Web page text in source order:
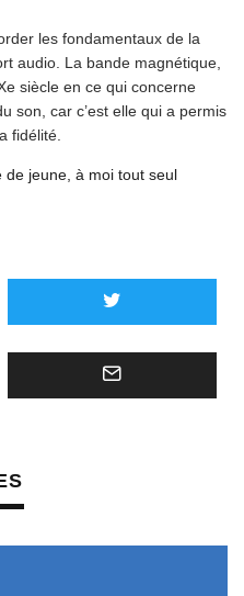
les fondamentaux de la
audio. La bande magnétique,
siècle en ce qui concerne
son, car c’est elle qui a permis
fidélité.
de jeune, à moi tout seul